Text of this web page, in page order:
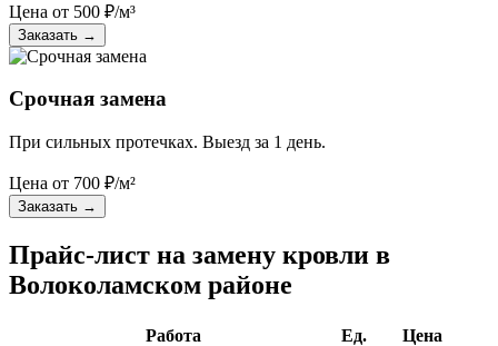
Цена от 500 ₽/м³
Заказать →
Срочная замена
При сильных протечках. Выезд за 1 день.
Цена от 700 ₽/м²
Заказать →
Прайс-лист на замену кровли в
Волоколамском районе
Работа Ед.
Цена